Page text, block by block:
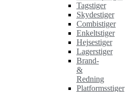
Tagstiger
Skydestiger
Combistiger
Enkeltstiger
Hejsestiger
Lagerstiger
Brand-
&
Redning
Platformsstiger